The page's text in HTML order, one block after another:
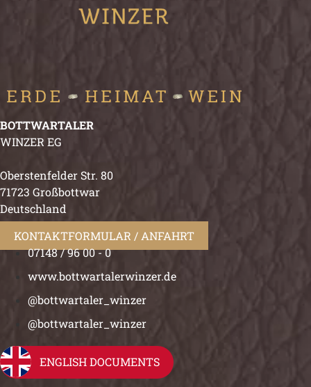
BOTTWARTALER
WINZER EG
Oberstenfelder Str. 80
71723 Großbottwar
Deutschland
KONTAKTFORMULAR / ANFAHRT
07148 / 96 00 - 0
www.bottwartalerwinzer.de
@bottwartaler_winzer
@bottwartaler_winzer
ENGLISH DOCUMENTS